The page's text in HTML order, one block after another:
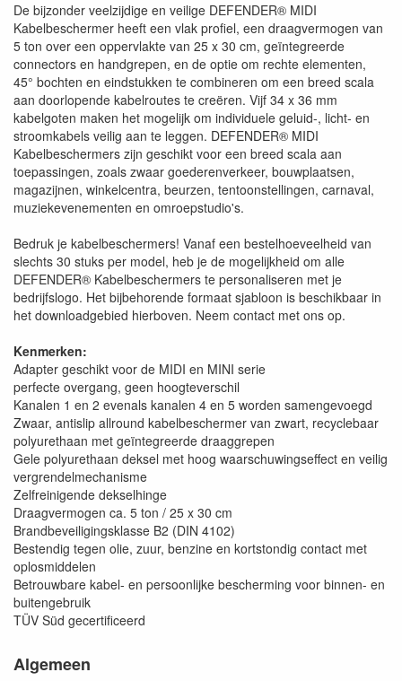
De bijzonder veelzijdige en veilige DEFENDER® MIDI
Kabelbeschermer heeft een vlak profiel, een draagvermogen van
5 ton over een oppervlakte van 25 x 30 cm, geïntegreerde
connectors en handgrepen, en de optie om rechte elementen,
45° bochten en eindstukken te combineren om een breed scala
aan doorlopende kabelroutes te creëren. Vijf 34 x 36 mm
kabelgoten maken het mogelijk om individuele geluid-, licht- en
stroomkabels veilig aan te leggen. DEFENDER® MIDI
Kabelbeschermers zijn geschikt voor een breed scala aan
toepassingen, zoals zwaar goederenverkeer, bouwplaatsen,
magazijnen, winkelcentra, beurzen, tentoonstellingen, carnaval,
muziekevenementen en omroepstudio's.
Bedruk je kabelbeschermers! Vanaf een bestelhoeveelheid van
slechts 30 stuks per model, heb je de mogelijkheid om alle
DEFENDER® Kabelbeschermers te personaliseren met je
bedrijfslogo. Het bijbehorende formaat sjabloon is beschikbaar in
het downloadgebied hierboven. Neem contact met ons op.
Kenmerken:
Adapter geschikt voor de MIDI en MINI serie
perfecte overgang, geen hoogteverschil
Kanalen 1 en 2 evenals kanalen 4 en 5 worden samengevoegd
Zwaar, antislip allround kabelbeschermer van zwart, recyclebaar
polyurethaan met geïntegreerde draaggrepen
Gele polyurethaan deksel met hoog waarschuwingseffect en veilig
vergrendelmechanisme
Zelfreinigende dekselhinge
Draagvermogen ca. 5 ton / 25 x 30 cm
Brandbeveiligingsklasse B2 (DIN 4102)
Bestendig tegen olie, zuur, benzine en kortstondig contact met
oplosmiddelen
Betrouwbare kabel- en persoonlijke bescherming voor binnen- en
buitengebruik
TÜV Süd gecertificeerd
Algemeen